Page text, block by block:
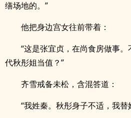
缮场地的。”
他把身边宫女往前带着：
“这是张宜贞，在尚食房做事
代秋彤姐当值？”
齐雪戒备未松，含混答道：
“我姓秦。秋彤身子不适，我替